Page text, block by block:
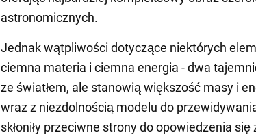
astronomicznych.
Jednak wątpliwości dotyczące niektórych
ciemna materia i ciemna energia - dwa
ze światłem, ale stanowią większość masy i
wraz z niezdolnością modelu do
skłoniły przeciwne strony do opowiedzenia